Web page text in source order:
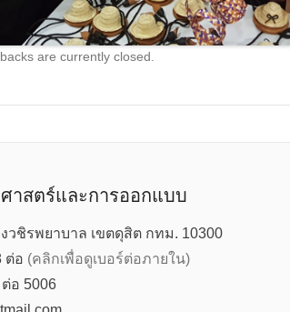
are currently closed.
าสตร์และการออกแบบ
วชิรพยาบาล เขตดุสิต กทม. 10300
ต่อ (คลิกเพื่อดูเบอร์ต่อภายใน)
อ 5006